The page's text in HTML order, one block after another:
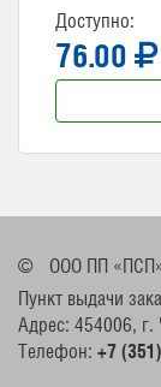
Доступно:
76.00
©
ООО ПП
Пункт выдачи
Адрес: 454006, г.
Телефон: +7